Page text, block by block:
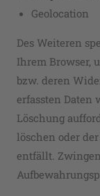
Geolocation
Des Weiteren
Ihrem Browser,
bzw. deren
erfassten Daten
Löschung
löschen oder
entfällt.